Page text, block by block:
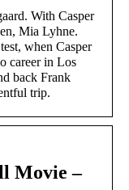
With Casper
Mia Lyhne.
when Casper
career in Los
back Frank
trip.
Movie –